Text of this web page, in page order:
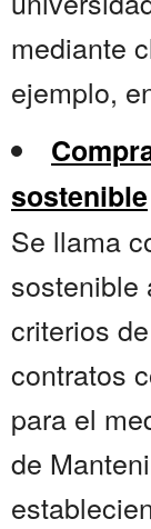
mediante
ejemplo,
sostenible
Se llama
sostenible
criterios
contratos
para el
de